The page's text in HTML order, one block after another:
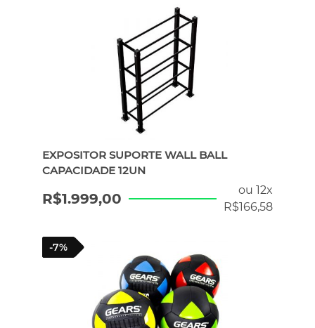
ATENDIMENTO POR WHATSAPP
EXPOSITOR SUPORTE WALL BALL
CAPACIDADE 12UN
ou 12x
R$166,58
R$1.999,00
-7%